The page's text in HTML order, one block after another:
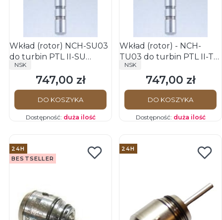
Wkład (rotor) NCH-SU03
do turbin PTL II-SU
oryginał NSK
PRODUCENT
NSK
Cena
747,00 zł
DO KOSZYKA
Dostępność: duża ilość
Wkład (rotor) - NCH-
TU03 do turbin PTL II-TU
oryginał NSK
PRODUCENT
NSK
Cena
747,00 zł
DO KOSZYKA
Dostępność: duża ilość
24H
BESTSELLER
24H